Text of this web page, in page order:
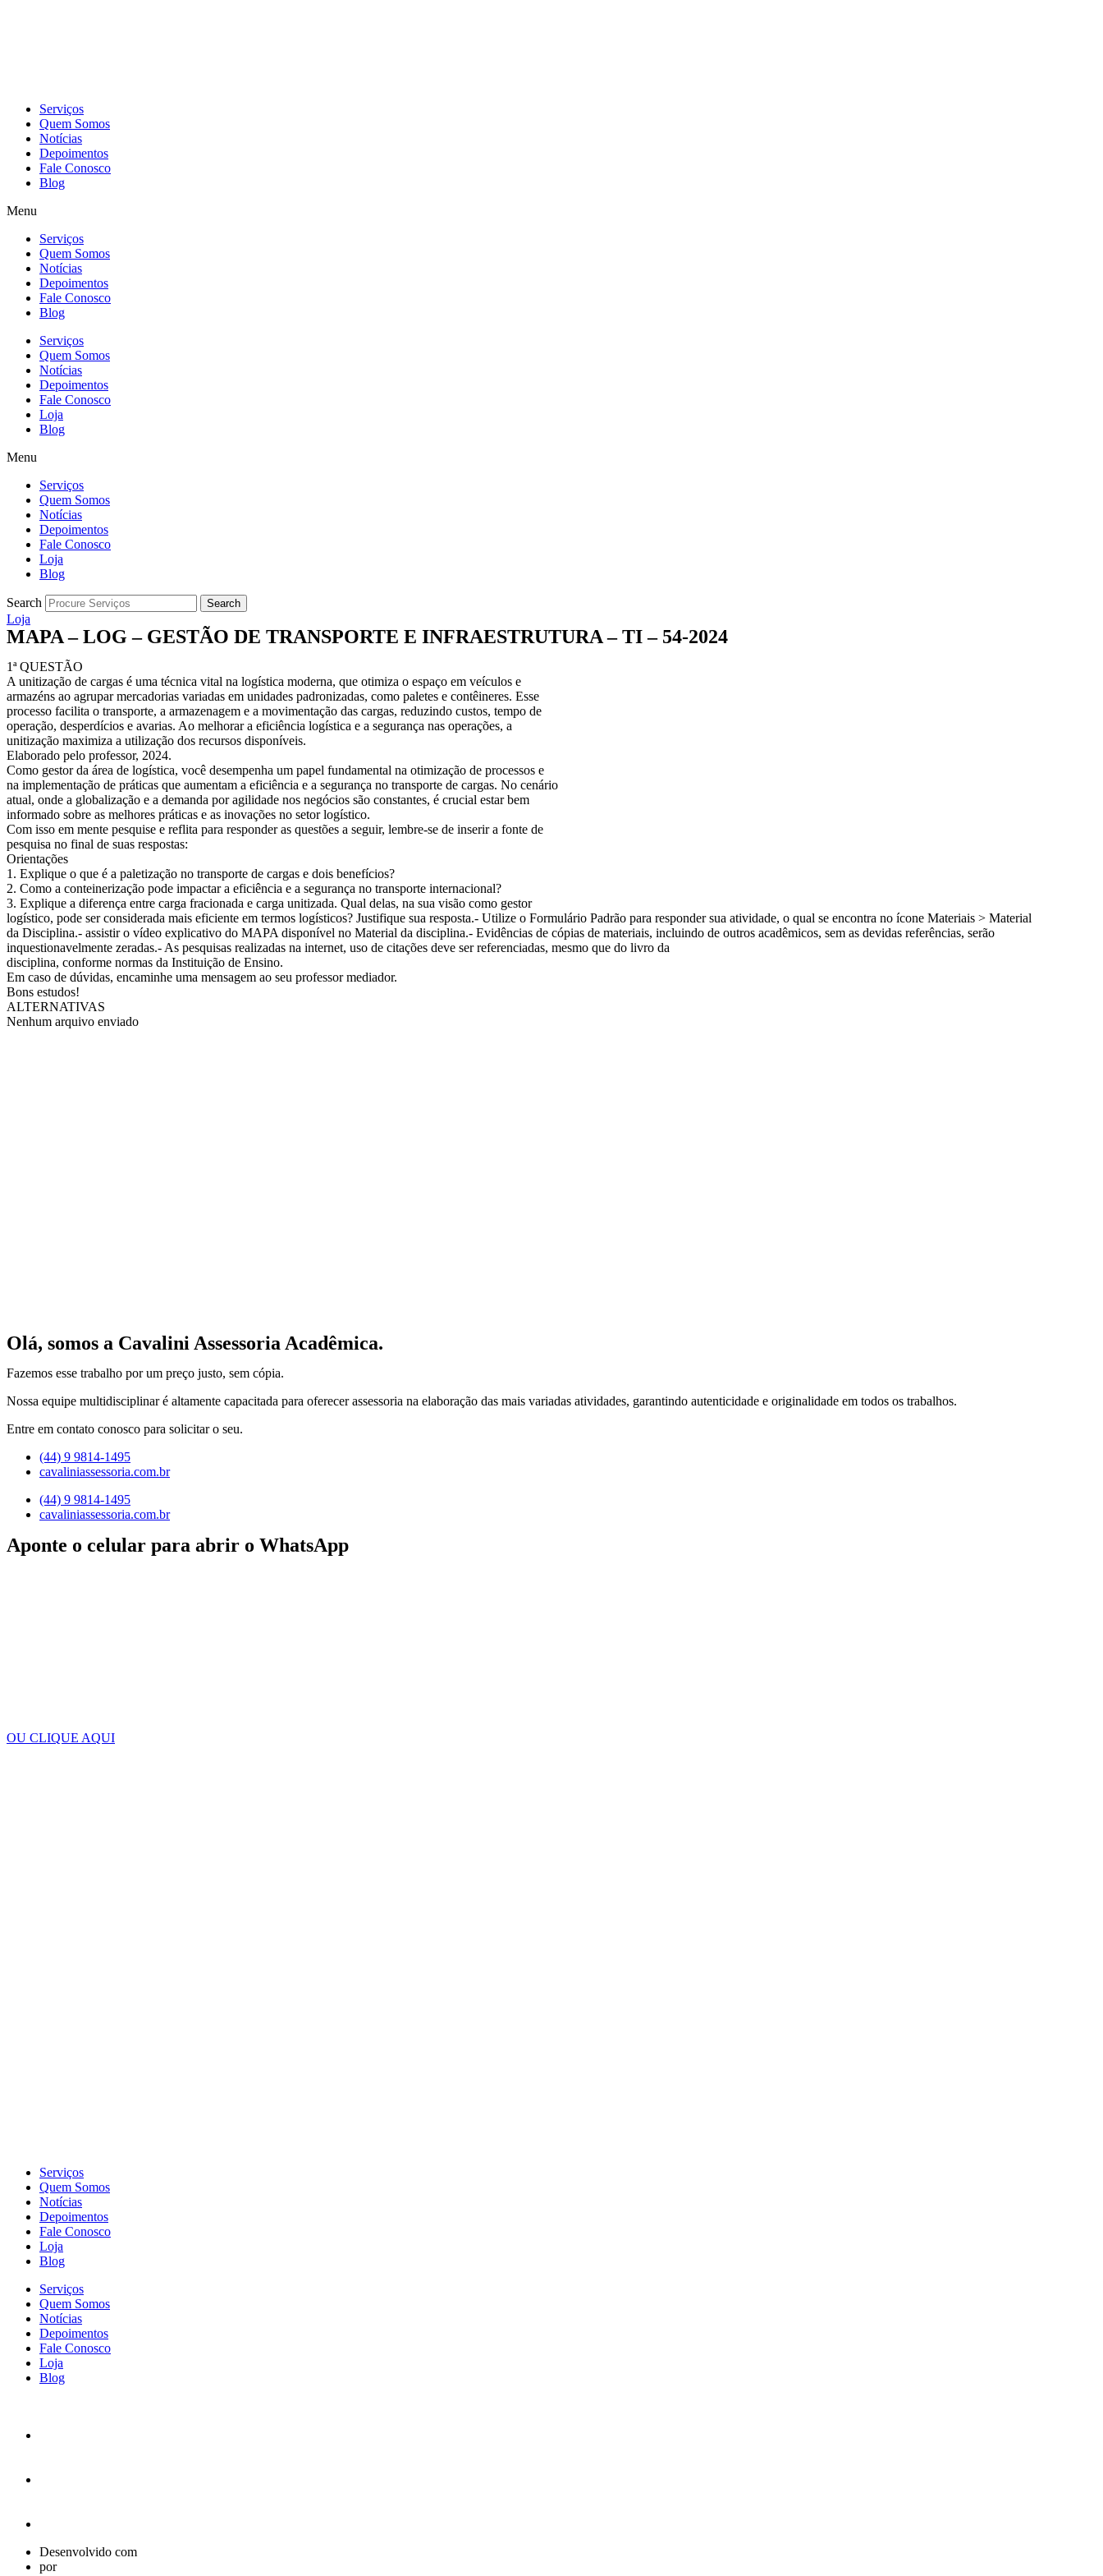
Serviços
Quem Somos
Notícias
Depoimentos
Fale Conosco
Blog
Menu
Serviços
Quem Somos
Notícias
Depoimentos
Fale Conosco
Blog
Serviços
Quem Somos
Notícias
Depoimentos
Fale Conosco
Loja
Blog
Menu
Serviços
Quem Somos
Notícias
Depoimentos
Fale Conosco
Loja
Blog
Search Search
Loja
MAPA – LOG – GESTÃO DE TRANSPORTE E INFRAESTRUTURA – TI – 54-2024
1ª QUESTÃO
A unitização de cargas é uma técnica vital na logística moderna, que otimiza o espaço em veículos e
armazéns ao agrupar mercadorias variadas em unidades padronizadas, como paletes e contêineres. Esse
processo facilita o transporte, a armazenagem e a movimentação das cargas, reduzindo custos, tempo de
operação, desperdícios e avarias. Ao melhorar a eficiência logística e a segurança nas operações, a
unitização maximiza a utilização dos recursos disponíveis.
Elaborado pelo professor, 2024.
Como gestor da área de logística, você desempenha um papel fundamental na otimização de processos e
na implementação de práticas que aumentam a eficiência e a segurança no transporte de cargas. No cenário
atual, onde a globalização e a demanda por agilidade nos negócios são constantes, é crucial estar bem
informado sobre as melhores práticas e as inovações no setor logístico.
Com isso em mente pesquise e reflita para responder as questões a seguir, lembre-se de inserir a fonte de
pesquisa no final de suas respostas:
Orientações
1. Explique o que é a paletização no transporte de cargas e dois benefícios?
2. Como a conteinerização pode impactar a eficiência e a segurança no transporte internacional?
3. Explique a diferença entre carga fracionada e carga unitizada. Qual delas, na sua visão como gestor
logístico, pode ser considerada mais eficiente em termos logísticos? Justifique sua resposta.- Utilize o Formulário Padrão para responder sua atividade, o qual se encontra no ícone Materiais > Material
da Disciplina.- assistir o vídeo explicativo do MAPA disponível no Material da disciplina.- Evidências de cópias de materiais, incluindo de outros acadêmicos, sem as devidas referências, serão
inquestionavelmente zeradas.- As pesquisas realizadas na internet, uso de citações deve ser referenciadas, mesmo que do livro da
disciplina, conforme normas da Instituição de Ensino.
Em caso de dúvidas, encaminhe uma mensagem ao seu professor mediador.
Bons estudos!
ALTERNATIVAS
Nenhum arquivo enviado
Olá, somos a Cavalini Assessoria Acadêmica.
Fazemos esse trabalho por um preço justo, sem cópia.
Nossa equipe multidisciplinar é altamente capacitada para oferecer assessoria na elaboração das mais variadas atividades, garantindo autenticidade e originalidade em todos os trabalhos.
Entre em contato conosco para solicitar o seu.
(44) 9 9814-1495
cavaliniassessoria.com.br
(44) 9 9814-1495
cavaliniassessoria.com.br
Aponte o celular para abrir o WhatsApp
OU CLIQUE AQUI
Serviços
Quem Somos
Notícias
Depoimentos
Fale Conosco
Loja
Blog
Serviços
Quem Somos
Notícias
Depoimentos
Fale Conosco
Loja
Blog
Desenvolvido com
por